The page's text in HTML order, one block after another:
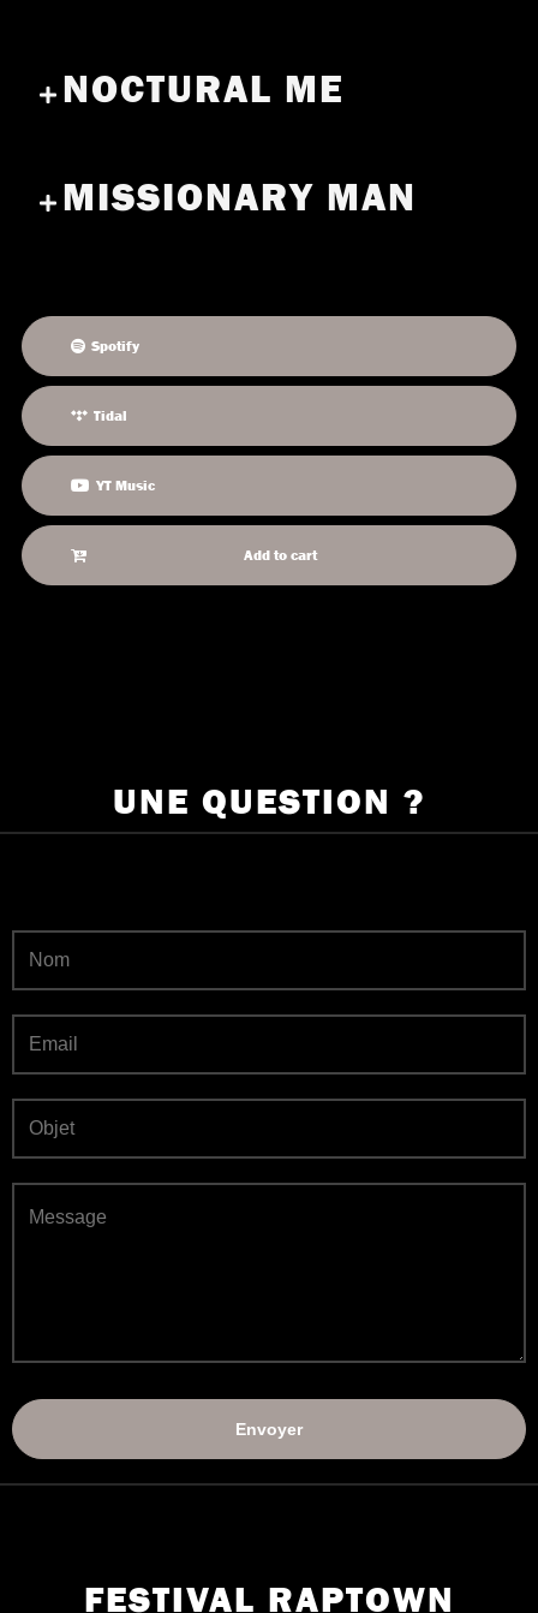
NOCTURAL ME
MISSIONARY MAN
Spotify
Tidal
YT Music
Add to cart
UNE QUESTION ?
FESTIVAL RAPTOWN